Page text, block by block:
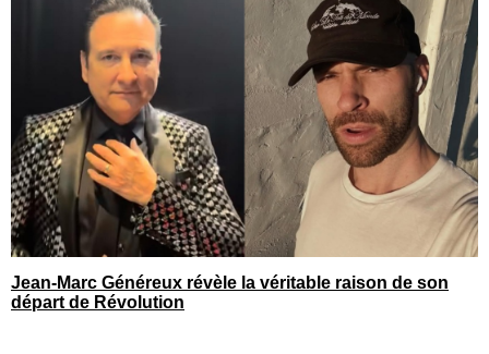
Jean-Marc Généreux révèle la véritable raison de son
départ de Révolution